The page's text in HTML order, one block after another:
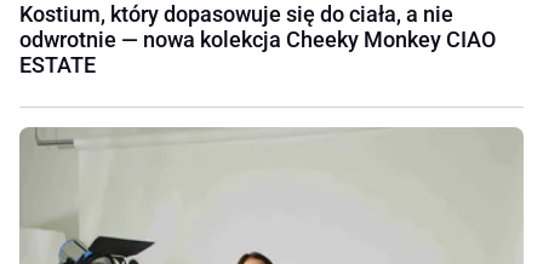
Kostium, który dopasowuje się do ciała, a nie
odwrotnie — nowa kolekcja Cheeky Monkey CIAO
ESTATE